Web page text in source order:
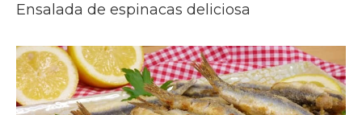
Ensalada de espinacas deliciosa